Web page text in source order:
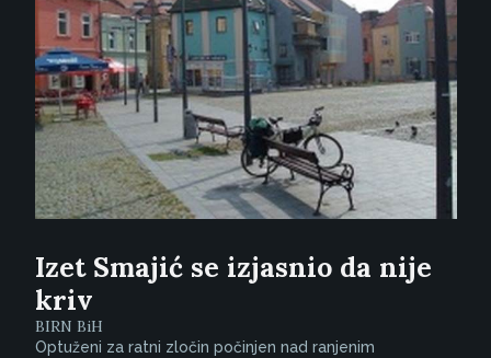
Izet Smajić se izjasnio da nije
kriv
BIRN BiH
Optuženi za ratni zločin počinjen nad ranjenim